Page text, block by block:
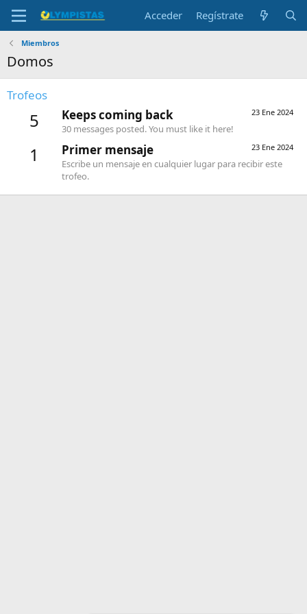
Acceder Regístrate
Miembros
Domos
Trofeos
5 23 Ene 2024
Keeps coming back
30 messages posted. You must like it here!
1 23 Ene 2024
Primer mensaje
Escribe un mensaje en cualquier lugar para recibir este
trofeo.